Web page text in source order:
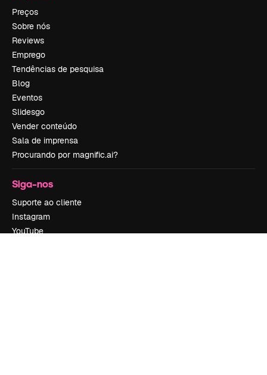
Preços
Sobre nós
Reviews
Emprego
Tendências de pesquisa
Blog
Eventos
Slidesgo
Vender conteúdo
Sala de imprensa
Procurando por magnific.ai?
Siga-nos
Suporte ao cliente
Instagram
YouTube